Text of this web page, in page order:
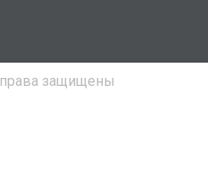
защищены